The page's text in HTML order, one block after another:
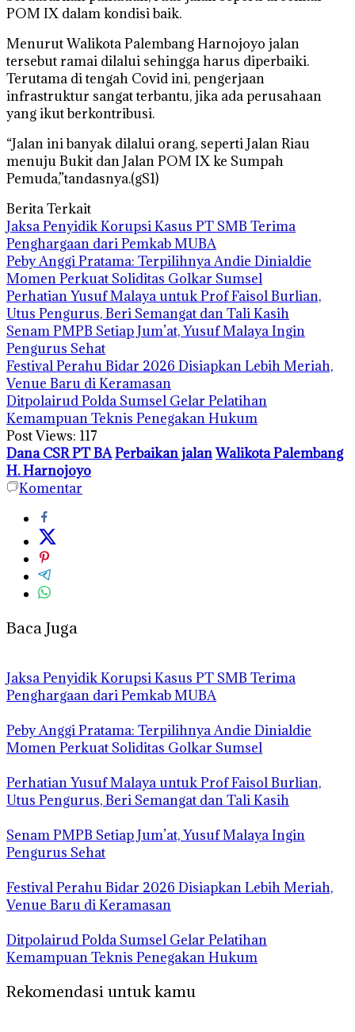
POM IX dalam kondisi baik.
Menurut Walikota Palembang Harnojoyo jalan
tersebut ramai dilalui sehingga harus diperbaiki.
Terutama di tengah Covid ini, pengerjaan
infrastruktur sangat terbantu, jika ada perusahaan
yang ikut berkontribusi.
“Jalan ini banyak dilalui orang, seperti Jalan Riau
menuju Bukit dan Jalan POM IX ke Sumpah
Pemuda,”tandasnya.(gS1)
Berita Terkait
Jaksa Penyidik Korupsi Kasus PT SMB Terima
Penghargaan dari Pemkab MUBA
Peby Anggi Pratama: Terpilihnya Andie Dinialdie
Momen Perkuat Soliditas Golkar Sumsel
Perhatian Yusuf Malaya untuk Prof Faisol Burlian,
Utus Pengurus, Beri Semangat dan Tali Kasih
Senam PMPB Setiap Jum’at, Yusuf Malaya Ingin
Pengurus Sehat
Festival Perahu Bidar 2026 Disiapkan Lebih Meriah,
Venue Baru di Keramasan
Ditpolairud Polda Sumsel Gelar Pelatihan
Kemampuan Teknis Penegakan Hukum
Post Views: 117
Dana CSR PT BAPerbaikan jalanWalikota Palembang
H. Harnojoyo
Komentar
Baca Juga
Jaksa Penyidik Korupsi Kasus PT SMB Terima
Penghargaan dari Pemkab MUBA
Peby Anggi Pratama: Terpilihnya Andie Dinialdie
Momen Perkuat Soliditas Golkar Sumsel
Perhatian Yusuf Malaya untuk Prof Faisol Burlian,
Utus Pengurus, Beri Semangat dan Tali Kasih
Senam PMPB Setiap Jum’at, Yusuf Malaya Ingin
Pengurus Sehat
Festival Perahu Bidar 2026 Disiapkan Lebih Meriah,
Venue Baru di Keramasan
Ditpolairud Polda Sumsel Gelar Pelatihan
Kemampuan Teknis Penegakan Hukum
Rekomendasi untuk kamu